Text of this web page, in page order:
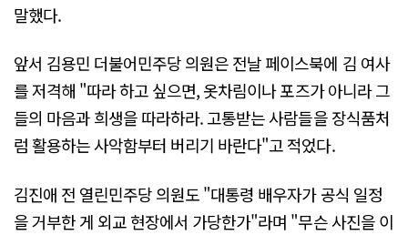
말했다.
앞서 김용민 더불어민주당 의원은 전날 페이스북에 김 여사
를 저격해 "따라 하고 싶으면, 옷차림이나 포즈가 아니라 그
들의 마음과 희생을 따라하라. 고통받는 사람들을 장식품처
럼 활용하는 사악함부터 버리기 바란다"고 적었다.
김진애 전 열린민주당 의원도 "대통령 배우자가 공식 일정
을 거부한 게 외교 현장에서 가당한가"라며 "무슨 사진을 이